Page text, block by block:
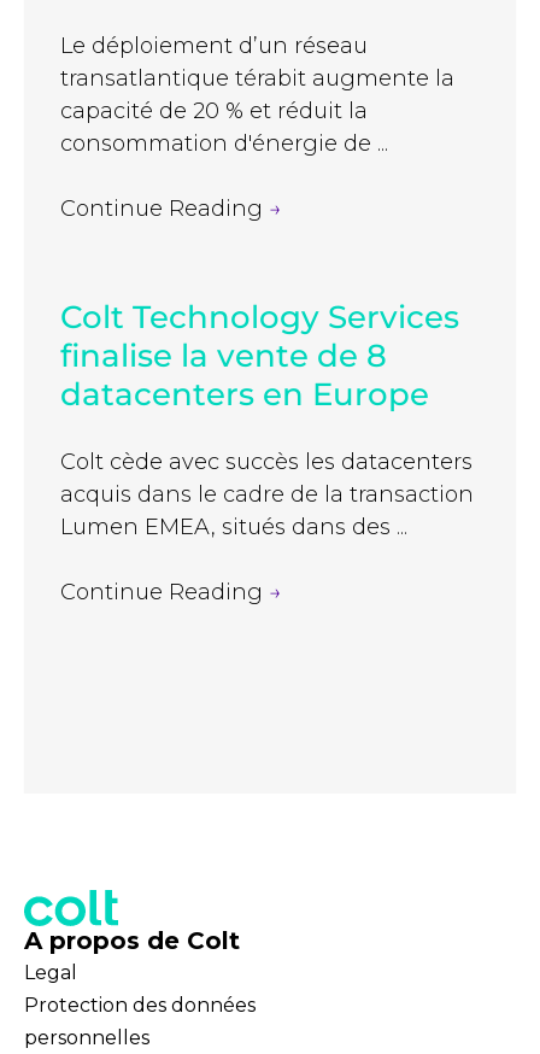
Le déploiement d’un réseau
transatlantique térabit augmente la
capacité de 20 % et réduit la
consommation d'énergie de ...
Continue Reading →
Colt Technology Services
finalise la vente de 8
datacenters en Europe
Colt cède avec succès les datacenters
acquis dans le cadre de la transaction
Lumen EMEA, situés dans des ...
Continue Reading →
A propos de Colt
Legal
Protection des données
personnelles